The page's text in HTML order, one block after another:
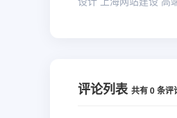
评论列表 共有0条评